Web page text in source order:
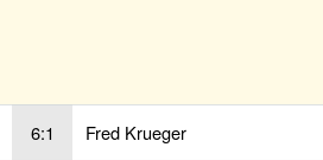
6:1 Fred Krueger